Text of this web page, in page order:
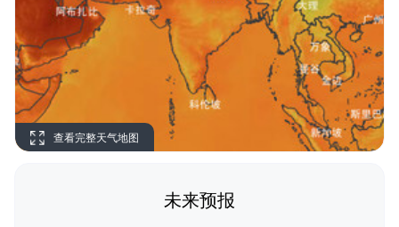
查看完整天气地图
未来预报